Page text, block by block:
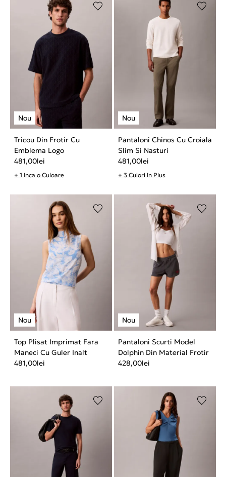
Tricou Din Frotir Cu
Emblema Logo
481,00lei
+ 1 Inca o Culoare
Pantaloni Chinos Cu Croiala
Slim Si Nasturi
481,00lei
+ 3 Culori In Plus
Top Plisat Imprimat Fara
Maneci Cu Guler Inalt
481,00lei
Pantaloni Scurti Model
Dolphin Din Material Frotir
428,00lei